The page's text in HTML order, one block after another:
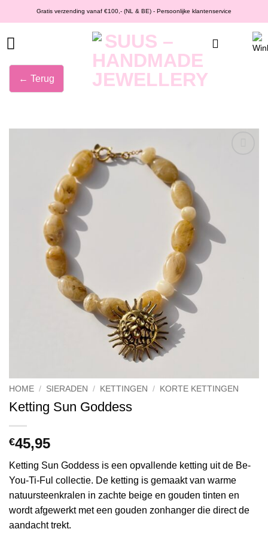
naar
inhoud
Gratis verzending vanaf €100,- (NL & BE) - Persoonlijke klantenservice
← Terug
HOME / SIERADEN / KETTINGEN / KORTE KETTINGEN
Ketting Sun Goddess
€45,95
Ketting Sun Goddess is een opvallende ketting uit de Be-
You-Ti-Ful collectie. De ketting is gemaakt van warme
natuursteenkralen in zachte beige en gouden tinten en
wordt afgewerkt met een gouden zonhanger die direct de
aandacht trekt.